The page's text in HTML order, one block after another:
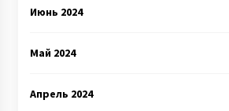
Июнь 2024
Май 2024
Апрель 2024